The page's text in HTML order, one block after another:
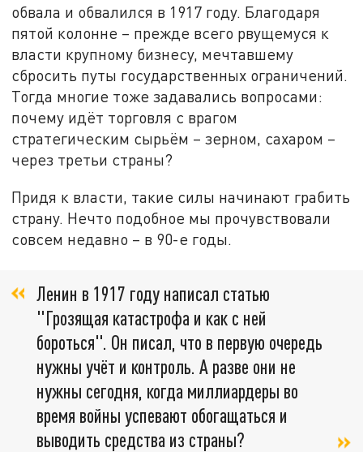
обвала и обвалился в 1917 году. Благодаря
пятой колонне – прежде всего рвущемуся к
власти крупному бизнесу, мечтавшему
сбросить путы государственных ограничений.
Тогда многие тоже задавались вопросами:
почему идёт торговля с врагом
стратегическим сырьём – зерном, сахаром –
через третьи страны?
Придя к власти, такие силы начинают грабить
страну. Нечто подобное мы прочувствовали
совсем недавно – в 90-е годы.
Ленин в 1917 году написал статью
"Грозящая катастрофа и как с ней
бороться". Он писал, что в первую очередь
нужны учёт и контроль. А разве они не
нужны сегодня, когда миллиардеры во
время войны успевают обогащаться и
выводить средства из страны?